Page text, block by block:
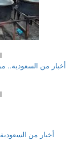
أخبار من السعودية..
أخبار من